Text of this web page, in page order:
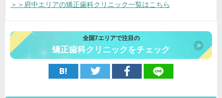
＞＞府中エリアの矯正歯科クリニック一覧はこちら
全国7エリアで注目の
矯正歯科クリニックをチェック